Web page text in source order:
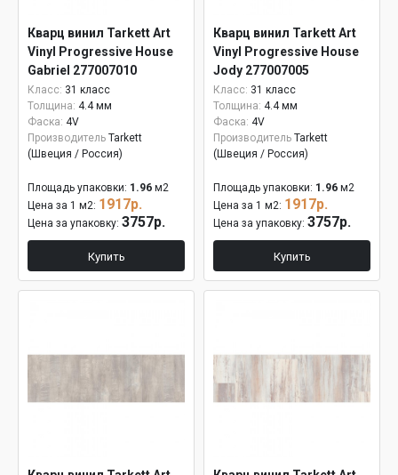
Кварц винил Tarkett Art
Vinyl Progressive House
Gabriel 277007010
Класс: 31 класс
Толщина: 4.4 мм
Фаска: 4V
Производитель Tarkett
(Швеция / Россия)
Площадь упаковки: 1.96 м2
Цена за 1 м2: 1917р.
Цена за упаковку: 3757р.
Купить
Кварц винил Tarkett Art
Vinyl Progressive House
Jody 277007005
Класс: 31 класс
Толщина: 4.4 мм
Фаска: 4V
Производитель Tarkett
(Швеция / Россия)
Площадь упаковки: 1.96 м2
Цена за 1 м2: 1917р.
Цена за упаковку: 3757р.
Купить